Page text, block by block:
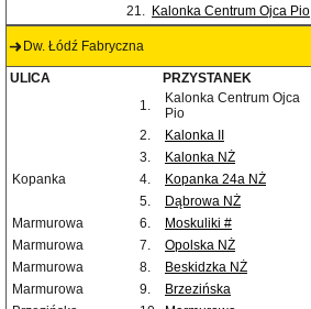
21. Kalonka Centrum Ojca Pio
Dw. Łódź Fabryczna
ULICA PRZYSTANEK
1.
Kalonka Centrum Ojca
Pio
2.
Kalonka II
3.
Kalonka NŻ
Kopanka
4. Kopanka 24a NŻ
5.
Dąbrowa NŻ
Marmurowa
6. Moskuliki #
Marmurowa
7. Opolska NŻ
Marmurowa
8. Beskidzka NŻ
Marmurowa
9. Brzezińska